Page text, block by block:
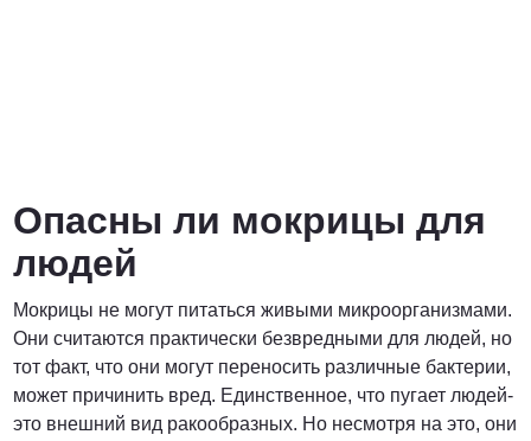
Опасны ли мокрицы для
людей
Мокрицы не могут питаться живыми микроорганизмами.
Они считаются практически безвредными для людей, но
тот факт, что они могут переносить различные бактерии,
может причинить вред. Единственное, что пугает людей-
это внешний вид ракообразных. Но несмотря на это, они